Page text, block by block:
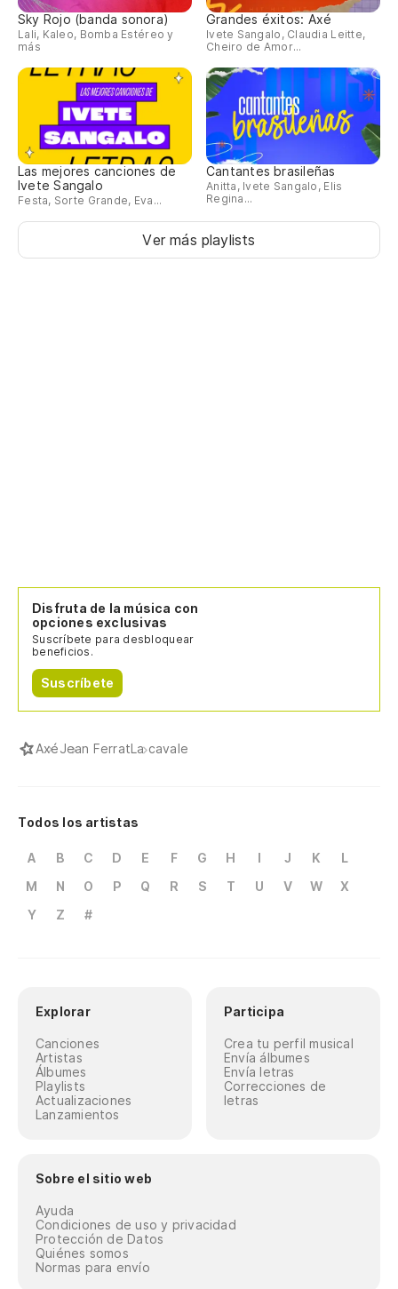
Sky Rojo (banda sonora)
Lali, Kaleo, Bomba Estéreo y
más
Grandes éxitos: Axé
Ivete Sangalo, Claudia Leitte,
Cheiro de Amor...
Las mejores canciones de
Ivete Sangalo
Festa, Sorte Grande, Eva...
Cantantes brasileñas
Anitta, Ivete Sangalo, Elis
Regina...
Ver más playlists
Disfruta de la música con
opciones exclusivas
Suscríbete para desbloquear
beneficios.
Suscríbete
AxéJean FerratLa cavale
Todos los artistas
A B C D E F G H I J K
L
M
N O P Q R S T U V W
X
Y
Z #
Explorar
Canciones
Artistas
Álbumes
Playlists
Actualizaciones
Lanzamientos
Participa
Crea tu perfil musical
Envía álbumes
Envía letras
Correcciones de
letras
Sobre el sitio web
Ayuda
Condiciones de uso y privacidad
Protección de Datos
Quiénes somos
Normas para envío